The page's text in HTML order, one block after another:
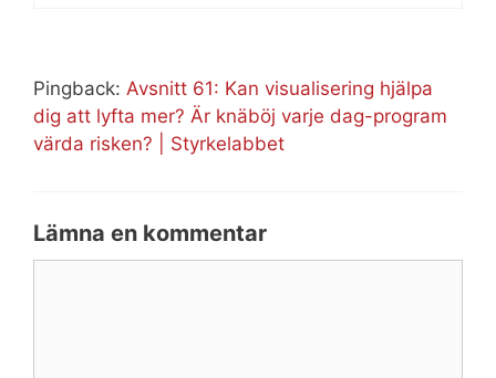
Pingback: Avsnitt 61: Kan visualisering hjälpa
dig att lyfta mer? Är knäböj varje dag-program
värda risken? | Styrkelabbet
Lämna en kommentar